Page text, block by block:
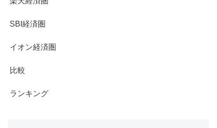
SBI経済圏
イオン経済圏
比較
ランキング